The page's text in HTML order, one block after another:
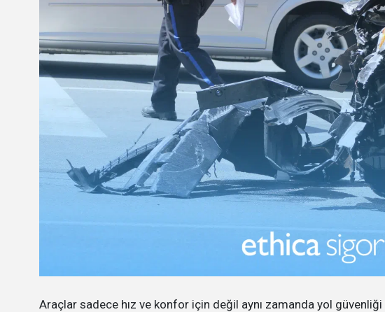
Araçlar sadece hız ve konfor için değil aynı zamanda yol